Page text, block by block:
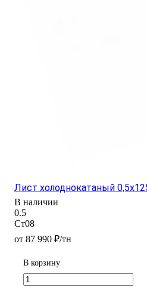
Лист холоднокатаный
В наличии
0.5
Ст08
от 87 990 ₽/тн
В корзину